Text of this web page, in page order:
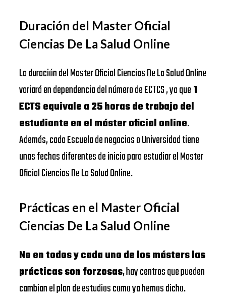
Duración del Master Oficial
Ciencias De La Salud Online
La duración del Master Oficial Ciencias De La Salud Online
variará en dependencia del número de ECTCS , ya que1
ECTS equivale a 25 horas de trabajo del
estudiante en el máster oficial online.
Además, cada Escuela de negocios o Universidad tiene
unas fechas diferentes de inicio para estudiar el Master
Oficial Ciencias De La Salud Online.
Prácticas en el Master Oficial
Ciencias De La Salud Online
No en todos y cada uno de los másters las
prácticas son forzosas, hay centros que pueden
cambian el plan de estudios como ya hemos dicho.